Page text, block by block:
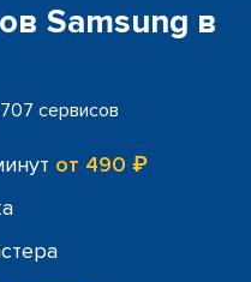
Samsung в
сервисов
от 490 ₽